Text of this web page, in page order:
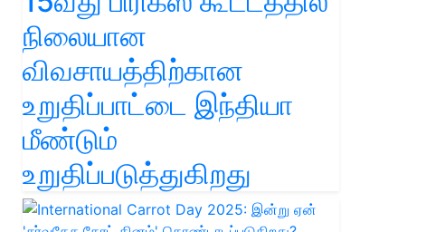
நிலையான
விவசாயத்திற்கான
உறுதிப்பாட்டை இந்தியா
மீண்டும்
உறுதிப்படுத்துகிறது